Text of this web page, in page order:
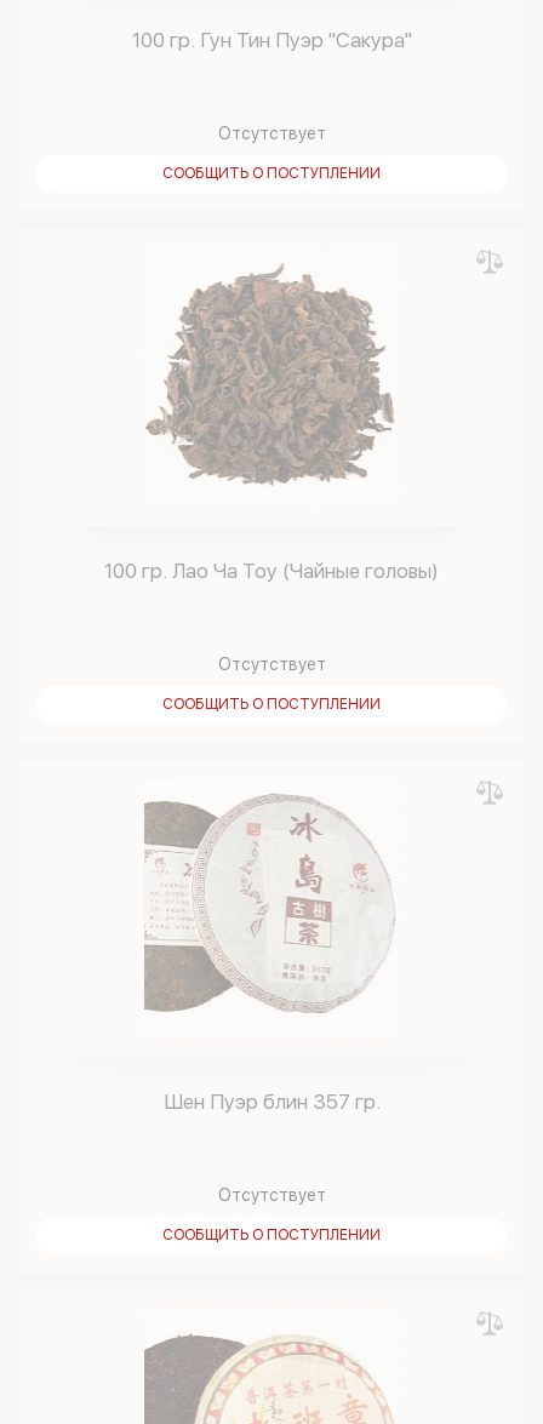
100 гр. Гун Тин Пуэр "Сакура"
Отсутствует
СООБЩИТЬ О ПОСТУПЛЕНИИ
100 гр. Лао Ча Тоу (Чайные головы)
Отсутствует
СООБЩИТЬ О ПОСТУПЛЕНИИ
Шен Пуэр блин 357 гр.
Отсутствует
СООБЩИТЬ О ПОСТУПЛЕНИИ